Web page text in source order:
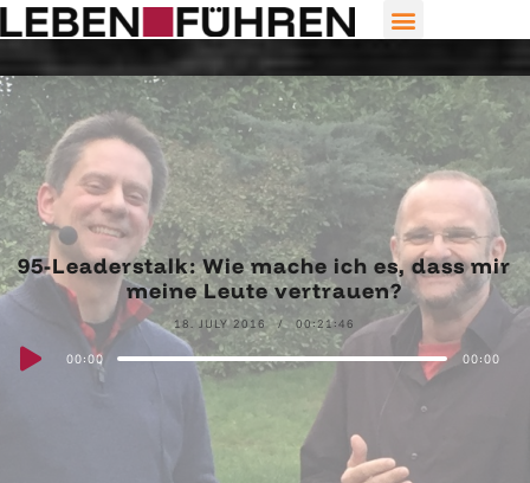
95-Leaderstalk: Wie mache ich es, dass mir
meine Leute vertrauen?
18. JULY 2016 00:21:46
Audio
Player
00:00 00:00